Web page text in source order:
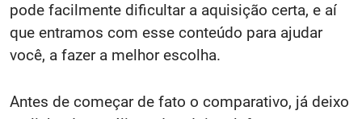
pode facilmente dificultar a aquisição certa, e aí
que entramos com esse conteúdo para ajudar
você, a fazer a melhor escolha.
Antes de começar de fato o comparativo, já deixo